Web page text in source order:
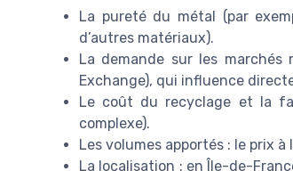
La pureté du métal (par
d’autres matériaux).
La demande sur les marchés
Exchange), qui influence
Le coût du recyclage et la
complexe).
Les volumes apportés : le prix
La localisation : en Île-de-